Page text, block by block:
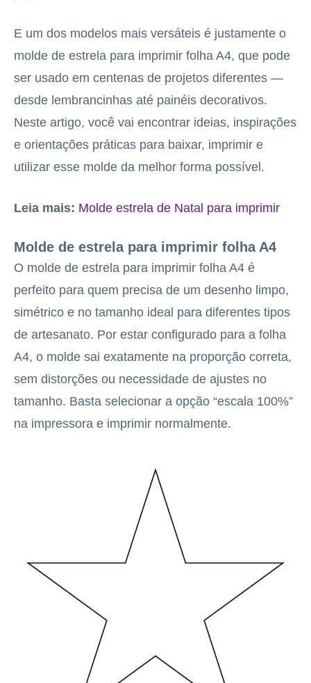
E um dos modelos mais versáteis é justamente o
molde de estrela para imprimir folha A4, que pode
ser usado em centenas de projetos diferentes —
desde lembrancinhas até painéis decorativos.
Neste artigo, você vai encontrar ideias, inspirações
e orientações práticas para baixar, imprimir e
utilizar esse molde da melhor forma possível.
Leia mais: Molde estrela de Natal para imprimir
Molde de estrela para imprimir folha A4
O molde de estrela para imprimir folha A4 é
perfeito para quem precisa de um desenho limpo,
simétrico e no tamanho ideal para diferentes tipos
de artesanato. Por estar configurado para a folha
A4, o molde sai exatamente na proporção correta,
sem distorções ou necessidade de ajustes no
tamanho. Basta selecionar a opção “escala 100%”
na impressora e imprimir normalmente.